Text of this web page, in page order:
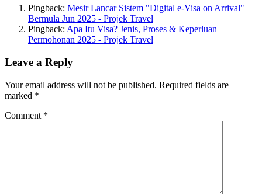
Pingback: Mesir Lancar Sistem "Digital e-Visa on Arrival"
Bermula Jun 2025 - Projek Travel
Pingback: Apa Itu Visa? Jenis, Proses & Keperluan
Permohonan 2025 - Projek Travel
Leave a Reply
Your email address will not be published. Required fields are
marked *
Comment *